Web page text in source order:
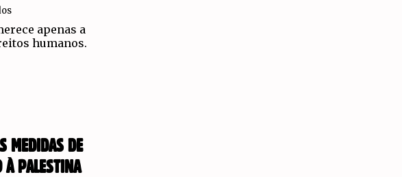
apenas a
humanos.
MEDIDAS DE
À PALESTINA